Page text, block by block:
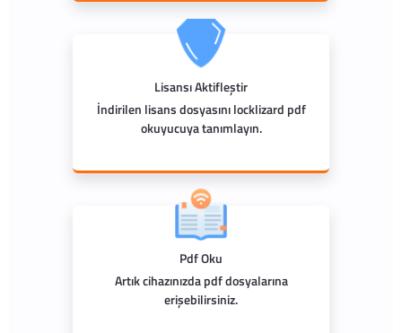
Lisansı Aktifleştir
İndirilen lisans dosyasını locklizard pdf
okuyucuya tanımlayın.
Pdf Oku
Artık cihazınızda pdf dosyalarına
erişebilirsiniz.